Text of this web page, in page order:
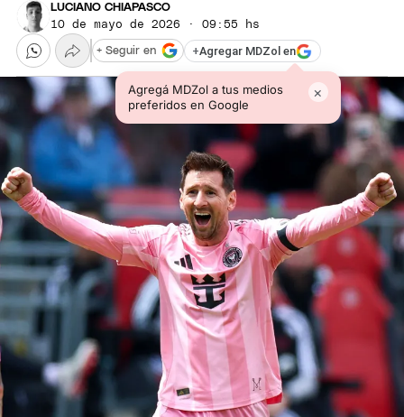
LUCIANO CHIAPASCO
10 de mayo de 2026 · 09:55 hs
+Agregar MDZol en
Agregá MDZol a tus medios
preferidos en Google
×
+ Seguir en